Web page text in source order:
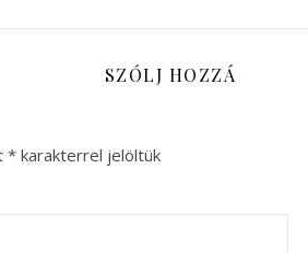
SZÓLJ HOZZÁ
* karakterrel jelöltük